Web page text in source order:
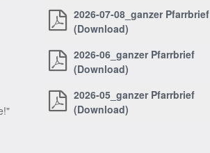
2026-07-08_ganzer Pfarrbrief
(Download)
2026-06_ganzer Pfarrbrief
(Download)
2026-05_ganzer Pfarrbrief
(Download)